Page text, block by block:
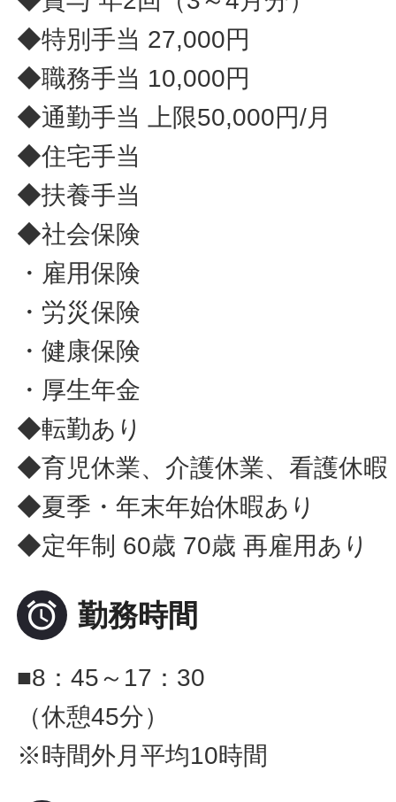
◆特別手当 27,000円
◆職務手当 10,000円
◆通勤手当 上限50,000円/月
◆住宅手当
◆扶養手当
◆社会保険
・雇用保険
・労災保険
・健康保険
・厚生年金
◆転勤あり
◆育児休業、介護休業、看護休暇
◆夏季・年末年始休暇あり
◆定年制 60歳 70歳 再雇用あり
 勤務時間
■8：45～17：30
（休憩45分）
※時間外月平均10時間